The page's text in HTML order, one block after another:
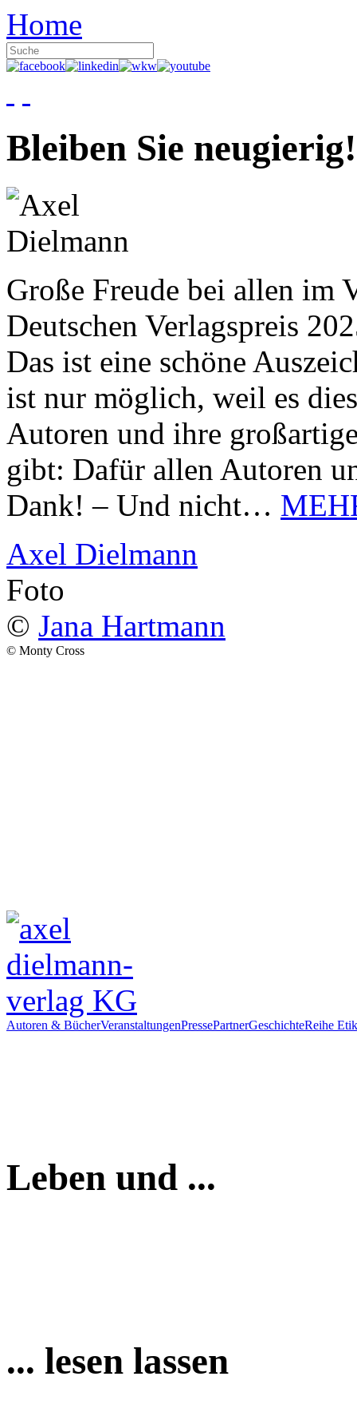
Home
Bleiben Sie neugierig!
Große Freude bei allen im
Deutschen Verlagspreis
Das ist eine schöne
ist nur möglich, weil es
Autoren und ihre
gibt: Dafür allen Autoren
Dank! – Und nicht…
Axel Dielmann
Foto
© Jana Hartmann
© Monty Cross
Autoren & BücherVeranstaltungenPressePartnerGeschichteReihe
Leben und ...
... lesen lassen